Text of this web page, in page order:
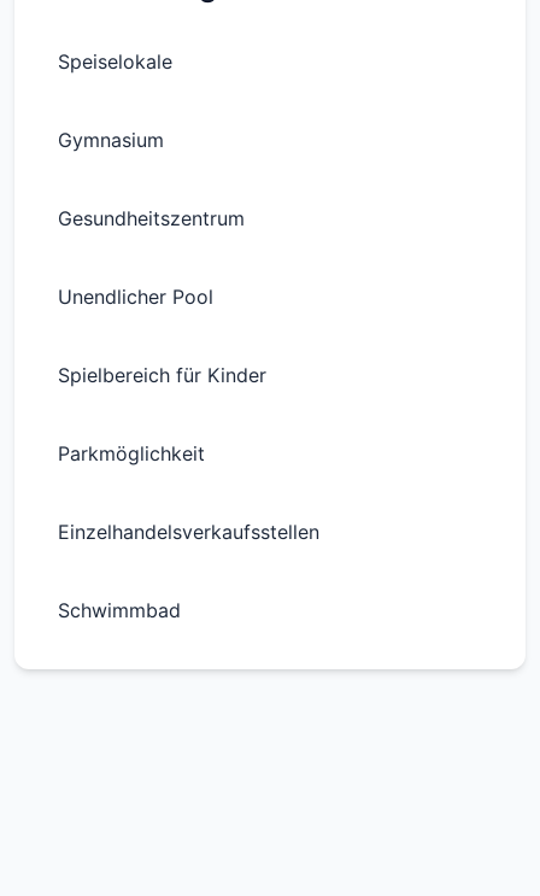
Speiselokale
Gymnasium
Gesundheitszentrum
Unendlicher Pool
Spielbereich für Kinder
Parkmöglichkeit
Einzelhandelsverkaufsstellen
Schwimmbad